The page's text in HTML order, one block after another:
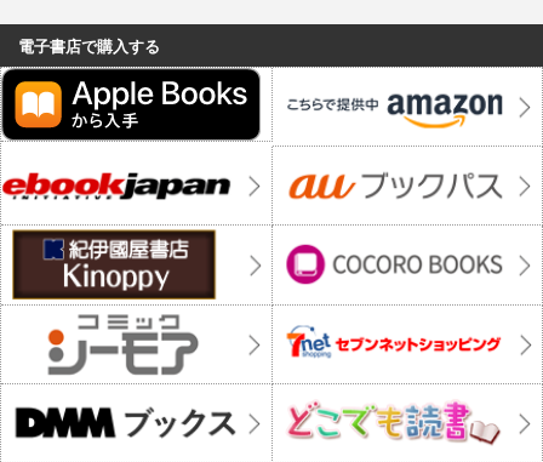
電子書店で購入する